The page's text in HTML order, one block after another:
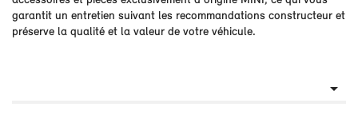
garantit un entretien suivant les recommandations constructeur et
préserve la qualité et la valeur de votre véhicule.
